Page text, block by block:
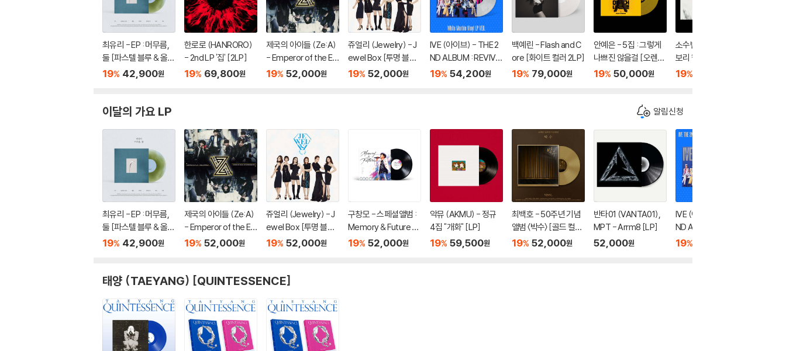
최유리 - EP : 머무름,
둘 [파스텔 블루 & 올리
브 그린 컬러 10인치 Vi
19% 42,900원
한로로 (HANRORO)
- 2nd LP '집' [2LP]
19% 69,800원
제국의 아이들 (Ze:A)
- Emperor of the E
mpire [립타이드 컬러
19% 52,000원
쥬얼리 (Jewelry) - J
ewel Box [투명 블루
컬러 LP]
19% 52,000원
IVE (아이브) - THE 2
ND ALBUM : REVIVE
+ [화이트 마블 컬러 L
19% 54,200원
백예린 - Flash and C
ore [화이트 컬러 2LP]
19% 79,000원
안예은 - 5집 : 그렇게
나쁘진 않을걸 [오렌지
컬러 LP]
19% 50,000원
소수빈 - EVERY [아이
보리 컬러 LP]
19%
이달의 가요 LP 알림신청
최유리 - EP : 머무름,
둘 [파스텔 블루 & 올리
브 그린 컬러 10인치 Vi
19% 42,900원
제국의 아이들 (Ze:A)
- Emperor of the E
mpire [립타이드 컬러
19% 52,000원
쥬얼리 (Jewelry) - J
ewel Box [투명 블루
컬러 LP]
19% 52,000원
구창모 - 스페셜앨범 :
Memory & Future [L
P]
19% 52,000원
악뮤 (AKMU) - 정규
4집 "개화" [LP]
19% 59,500원
최백호 - 50주년 기념
앨범 〈박수〉 [골드 컬러
LP]
19% 52,000원
반타01 (VANTA01),
MPT - Arrm8 [LP]
52,000원
IVE (아이브) - THE 2
ND ALBUM : REVIVE
+ [화이트 마블 컬러 L
19%
태양 (TAEYANG) [QUINTESSENCE]